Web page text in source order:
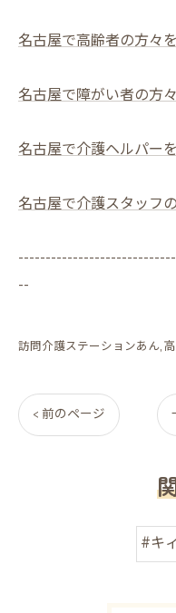
名古屋で高齢者の方々
名古屋で障がい者の方
名古屋で介護ヘルパー
名古屋で介護スタッフ
--
訪問介護ステーションあん
< 前のページ
#キ